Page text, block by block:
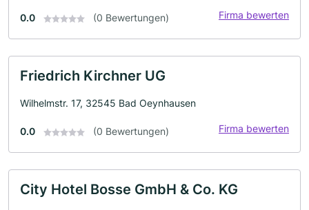
0.0 (0 Bewertungen) Firma bewerten
Friedrich Kirchner UG
Wilhelmstr. 17, 32545 Bad Oeynhausen
0.0 (0 Bewertungen) Firma bewerten
City Hotel Bosse GmbH & Co. KG